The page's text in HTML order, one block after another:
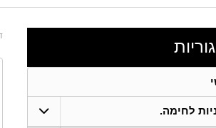
לחימה.